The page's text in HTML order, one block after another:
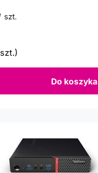
szt.
Do koszyka